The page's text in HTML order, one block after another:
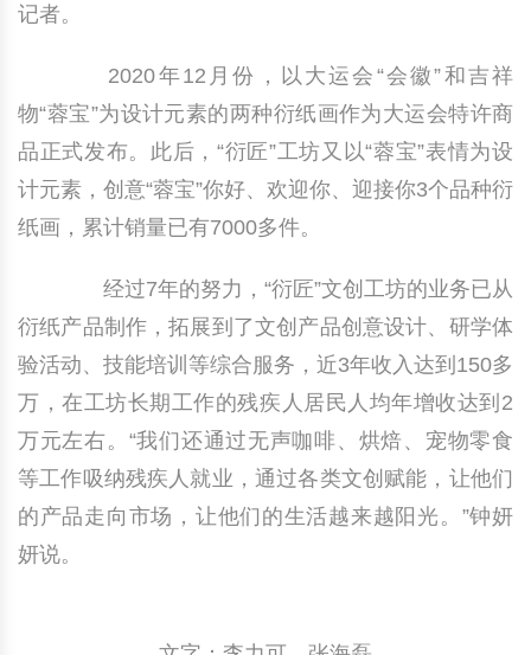
记者。
2020年12月份，以大运会“会徽”和吉祥
物“蓉宝”为设计元素的两种衍纸画作为大运会特许商
品正式发布。此后，“衍匠”工坊又以“蓉宝”表情为设
计元素，创意“蓉宝”你好、欢迎你、迎接你3个品种衍
纸画，累计销量已有7000多件。
经过7年的努力，“衍匠”文创工坊的业务已从
衍纸产品制作，拓展到了文创产品创意设计、研学体
验活动、技能培训等综合服务，近3年收入达到150多
万，在工坊长期工作的残疾人居民人均年增收达到2
万元左右。“我们还通过无声咖啡、烘焙、宠物零食
等工作吸纳残疾人就业，通过各类文创赋能，让他们
的产品走向市场，让他们的生活越来越阳光。”钟妍
妍说。